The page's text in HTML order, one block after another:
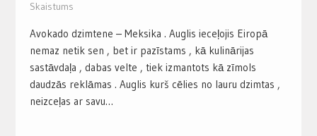
Skaistums
Avokado dzimtene – Meksika . Auglis ieceļojis Eiropā
nemaz netik sen , bet ir pazīstams , kā kulinārijas
sastāvdaļa , dabas velte , tiek izmantots kā zīmols
daudzās reklāmas . Auglis kurš cēlies no lauru dzimtas ,
neizceļas ar savu…